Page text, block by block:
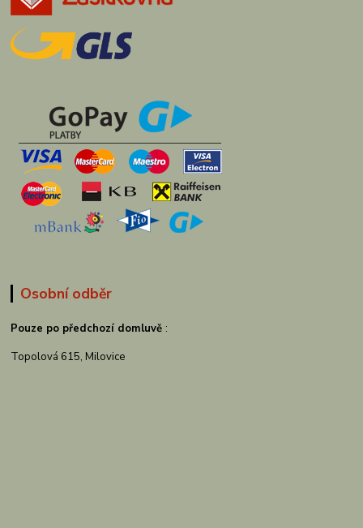
Osobní odběr
Pouze po předchozí domluvě :
Topolová 615, Milovice